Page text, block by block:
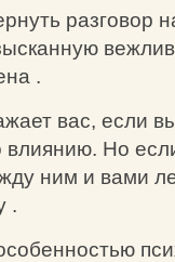
разговор
.
вас, если
влиянию. Но
ним и вами
.